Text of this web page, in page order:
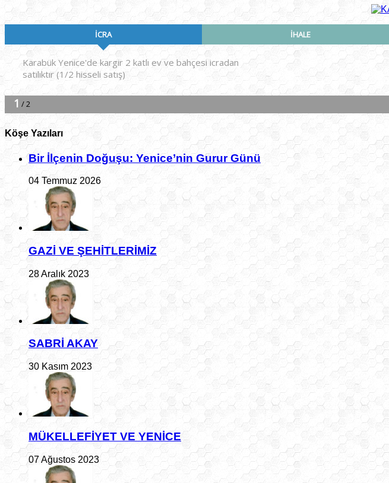
Köşe Yazıları
Bir İlçe­nin Do­ğu­şu: Ye­ni­ce’nin Gurur Günü
04 Temmuz 2026
GAZİ VE ŞEHİTLERİMİZ
28 Aralık 2023
SABRİ AKAY
30 Kasım 2023
MÜKELLEFİYET VE YENİCE
07 Ağustos 2023